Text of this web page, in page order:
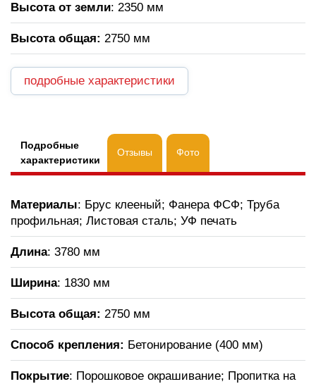
Высота от земли: 2350 мм
Высота общая: 2750 мм
подробные характеристики
Подробные
характеристики
Отзывы Фото
Материалы: Брус клееный; Фанера ФСФ; Труба
профильная; Листовая сталь; УФ печать
Длина: 3780 мм
Ширина: 1830 мм
Высота общая: 2750 мм
Способ крепления: Бетонирование (400 мм)
Покрытие: Порошковое окрашивание; Пропитка на